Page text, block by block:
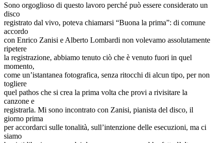
Sono orgoglioso di questo lavoro perché può essere considerato un
disco
registrato dal vivo, poteva chiamarsi “Buona la prima”: di comune
accordo
con Enrico Zanisi e Alberto Lombardi non volevamo assolutamente
ripetere
la registrazione, abbiamo tenuto ciò che è venuto fuori in quel
momento,
come un’istantanea fotografica, senza ritocchi di alcun tipo, per non
togliere
quel pathos che si crea la prima volta che provi a rivisitare la
canzone e
registrarla. Mi sono incontrato con Zanisi, pianista del disco, il
giorno prima
per accordarci sulle tonalità, sull’intenzione delle esecuzioni, ma ci
siamo